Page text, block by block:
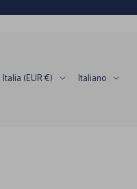
Paese/Area
Italia (EUR €) Lingua
Italiano